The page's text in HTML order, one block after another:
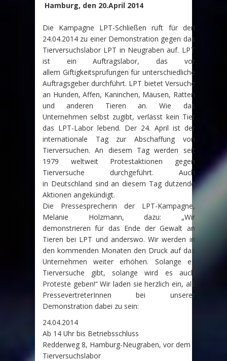
Hamburg, den 20.April 2014
Die Kampagne LPT-Schließen ruft für den
24.04.2014 zu einer Demonstration gegen das
Tierversuchslabor LPT in Neugraben auf. LPT
ist ein Auftragslabor, das vor
allem Giftigkeitsprüfungen für unterschiedliche
Auftragsgeber durchführt. LPT bietet Versuche
an Hunden, Affen, Kaninchen, Mäusen, Ratten
und anderen Tieren an. Wie das
Unternehmen selbst zugibt, verlässt kein Tier
das LPT-Labor lebend. Der 24. April ist der
internationale Tag zur Abschaffung von
Tierversuchen. An diesem Tag werden seit
1979 weltweit Protestaktionen gegen
Tierversuche durchgeführt. Auch
in Deutschland sind an diesem Tag dutzende
Aktionen angekündigt.
Die Pressesprecherin der LPT-Kampagne,
Melanie Holzmann, dazu: „Wir
demonstrieren für das Ende der Gewalt an
Tieren bei LPT und anderswo. Wir werden in
den kommenden Monaten den Druck auf das
Unternehmen weiter erhöhen. Solange es
Tierversuche gibt, solange wird es auch
Proteste geben!“ Wir laden sie herzlich ein, als
PressevertreterInnen bei unserer
Demonstration dabei zu sein:
24.04.2014
Ab 14 Uhr bis Betriebsschluss
Redderweg 8, Hamburg-Neugraben, vor dem
Tierversuchslabor